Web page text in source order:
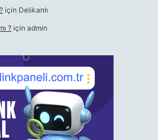
için Delikanlı
? için admin